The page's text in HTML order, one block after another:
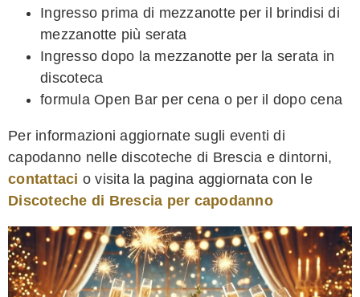
Ingresso prima di mezzanotte per il brindisi di
mezzanotte più serata
Ingresso dopo la mezzanotte per la serata in
discoteca
formula Open Bar per cena o per il dopo cena
Per informazioni aggiornate sugli eventi di
capodanno nelle discoteche di Brescia e dintorni,
contattaci o visita la pagina aggiornata con le
Discoteche di Brescia per capodanno